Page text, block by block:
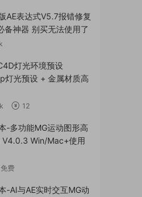
AE表达式V5.7报错修复
备神器 别买无法使用了
灯光环境预设
灯光预设 + 金属材质高
12
-多功能MG运动图形高
V4.0.3 Win/Mac+使用
免费
-AI与AE实时交互MG动